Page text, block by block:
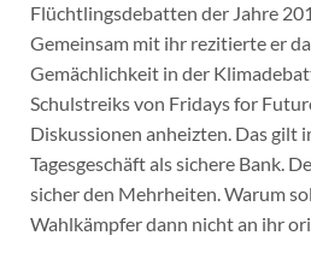
Flüchtlingsdebatten der Jahre
Gemeinsam mit ihr rezitierte er
Gemächlichkeit in der
Schulstreiks von Fridays for
Diskussionen anheizten. Das gilt
Tagesgeschäft als sichere Bank.
sicher den Mehrheiten. Warum
Wahlkämpfer dann nicht an ihr